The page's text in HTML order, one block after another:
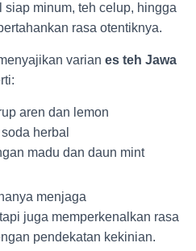
siap minum, teh celup, hingga
rasa otentiknya.
varian es teh Jawa
aren dan lemon
herbal
madu dan daun mint
menjaga
juga memperkenalkan rasa
pendekatan kekinian.